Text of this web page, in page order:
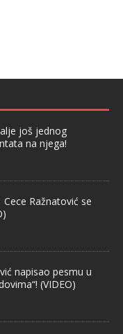
još jednog
na njega!
Cece Ražnatović se
napisao pesmu u
(VIDEO)